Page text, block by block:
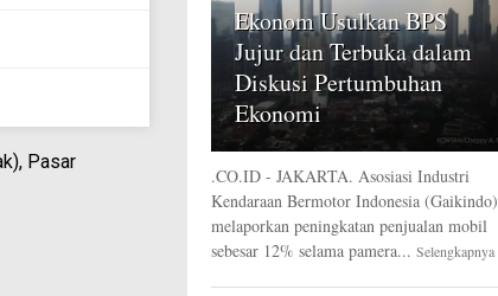
Pasar
Ekonom Usulkan BPS
Jujur dan Terbuka dalam
Diskusi Pertumbuhan
Ekonomi
.CO.ID - JAKARTA. Asosiasi Industri
Kendaraan Bermotor Indonesia (Gaikindo)
melaporkan peningkatan penjualan mobil
sebesar 12% selama pamera... Selengkapnya